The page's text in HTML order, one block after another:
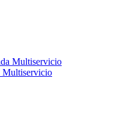
Multiservicio